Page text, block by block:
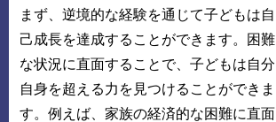
まず、逆境的な経験を通じて子どもは自
己成長を達成することができます。困難
な状況に直面することで、子どもは自分
自身を超える力を見つけることができま
す。例えば、家族の経済的な困難に直面